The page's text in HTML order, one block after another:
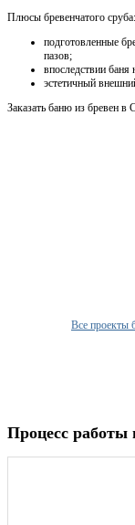
Плюсы бревенчатого сруба:
подготовленные
пазов;
впоследствии баня
эстетичный
Заказать баню из бревен
Все проекты
Процесс